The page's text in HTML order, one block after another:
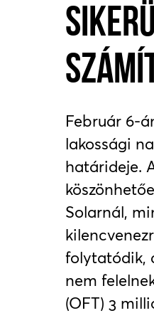
Február 6-
lakossági
határideje.
Solarnál,
folytatódik,
nem
(OFT) 3